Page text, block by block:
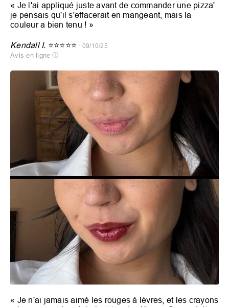
« Je l'ai appliqué juste avant de commander une pizza'
je pensais qu'il s'effacerait en mangeant, mais la
couleur a bien tenu ! »
Kendall I. ⭐⭐⭐⭐⭐ · 09/10/25
Avis en ligne ⓘ
« Je n'ai jamais aimé les rouges à lèvres, et les crayons